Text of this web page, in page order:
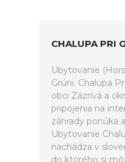
CHALUPA PRI
Ubytovanie
Grúni. Chalupa
obci Zázrivá a
pripojenia na
záhrady ponúka
Ubytovanie
nachádza v
do ktorého si